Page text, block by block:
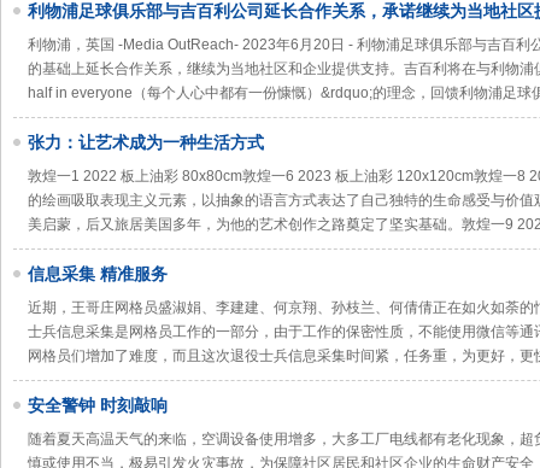
利物浦足球俱乐部与吉百利公司延长合作关系，承诺继续为当地社区
利物浦，英国 -Media OutReach- 2023年6月20日 - 利物浦足球俱乐部与吉百利
的基础上延长合作关系，继续为当地社区和企业提供支持。吉百利将在与利物
half in everyone（每个人心中都有一份慷慨）&rdquo;的理念，回馈利物浦足球
张力：让艺术成为一种生活方式
敦煌一1 2022 板上油彩 80x80cm敦煌一6 2023 板上油彩 120x120cm敦煌一8
的绘画吸取表现主义元素，以抽象的语言方式表达了自己独特的生命感受与价
美启蒙，后又旅居美国多年，为他的艺术创作之路奠定了坚实基础。敦煌一9
信息采集 精准服务
近期，王哥庄网格员盛淑娟、李建建、何京翔、孙枝兰、何倩倩正在如火如荼
士兵信息采集是网格员工作的一部分，由于工作的保密性质，不能使用微信等
网格员们增加了难度，而且这次退役士兵信息采集时间紧，任务重，为更好，更
安全警钟 时刻敲响
随着夏天高温天气的来临，空调设备使用增多，大多工厂电线都有老化现象，
慎或使用不当，极易引发火灾事故，为保障社区居民和社区企业的生命财产安